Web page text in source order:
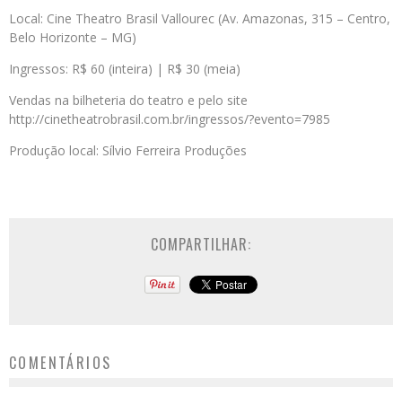
Local: Cine Theatro Brasil Vallourec (Av. Amazonas, 315 – Centro,
Belo Horizonte – MG)
Ingressos: R$ 60 (inteira) | R$ 30 (meia)
Vendas na bilheteria do teatro e pelo site
http://cinetheatrobrasil.com.br/ingressos/?evento=7985
Produção local: Sílvio Ferreira Produções
COMPARTILHAR:
COMENTÁRIOS